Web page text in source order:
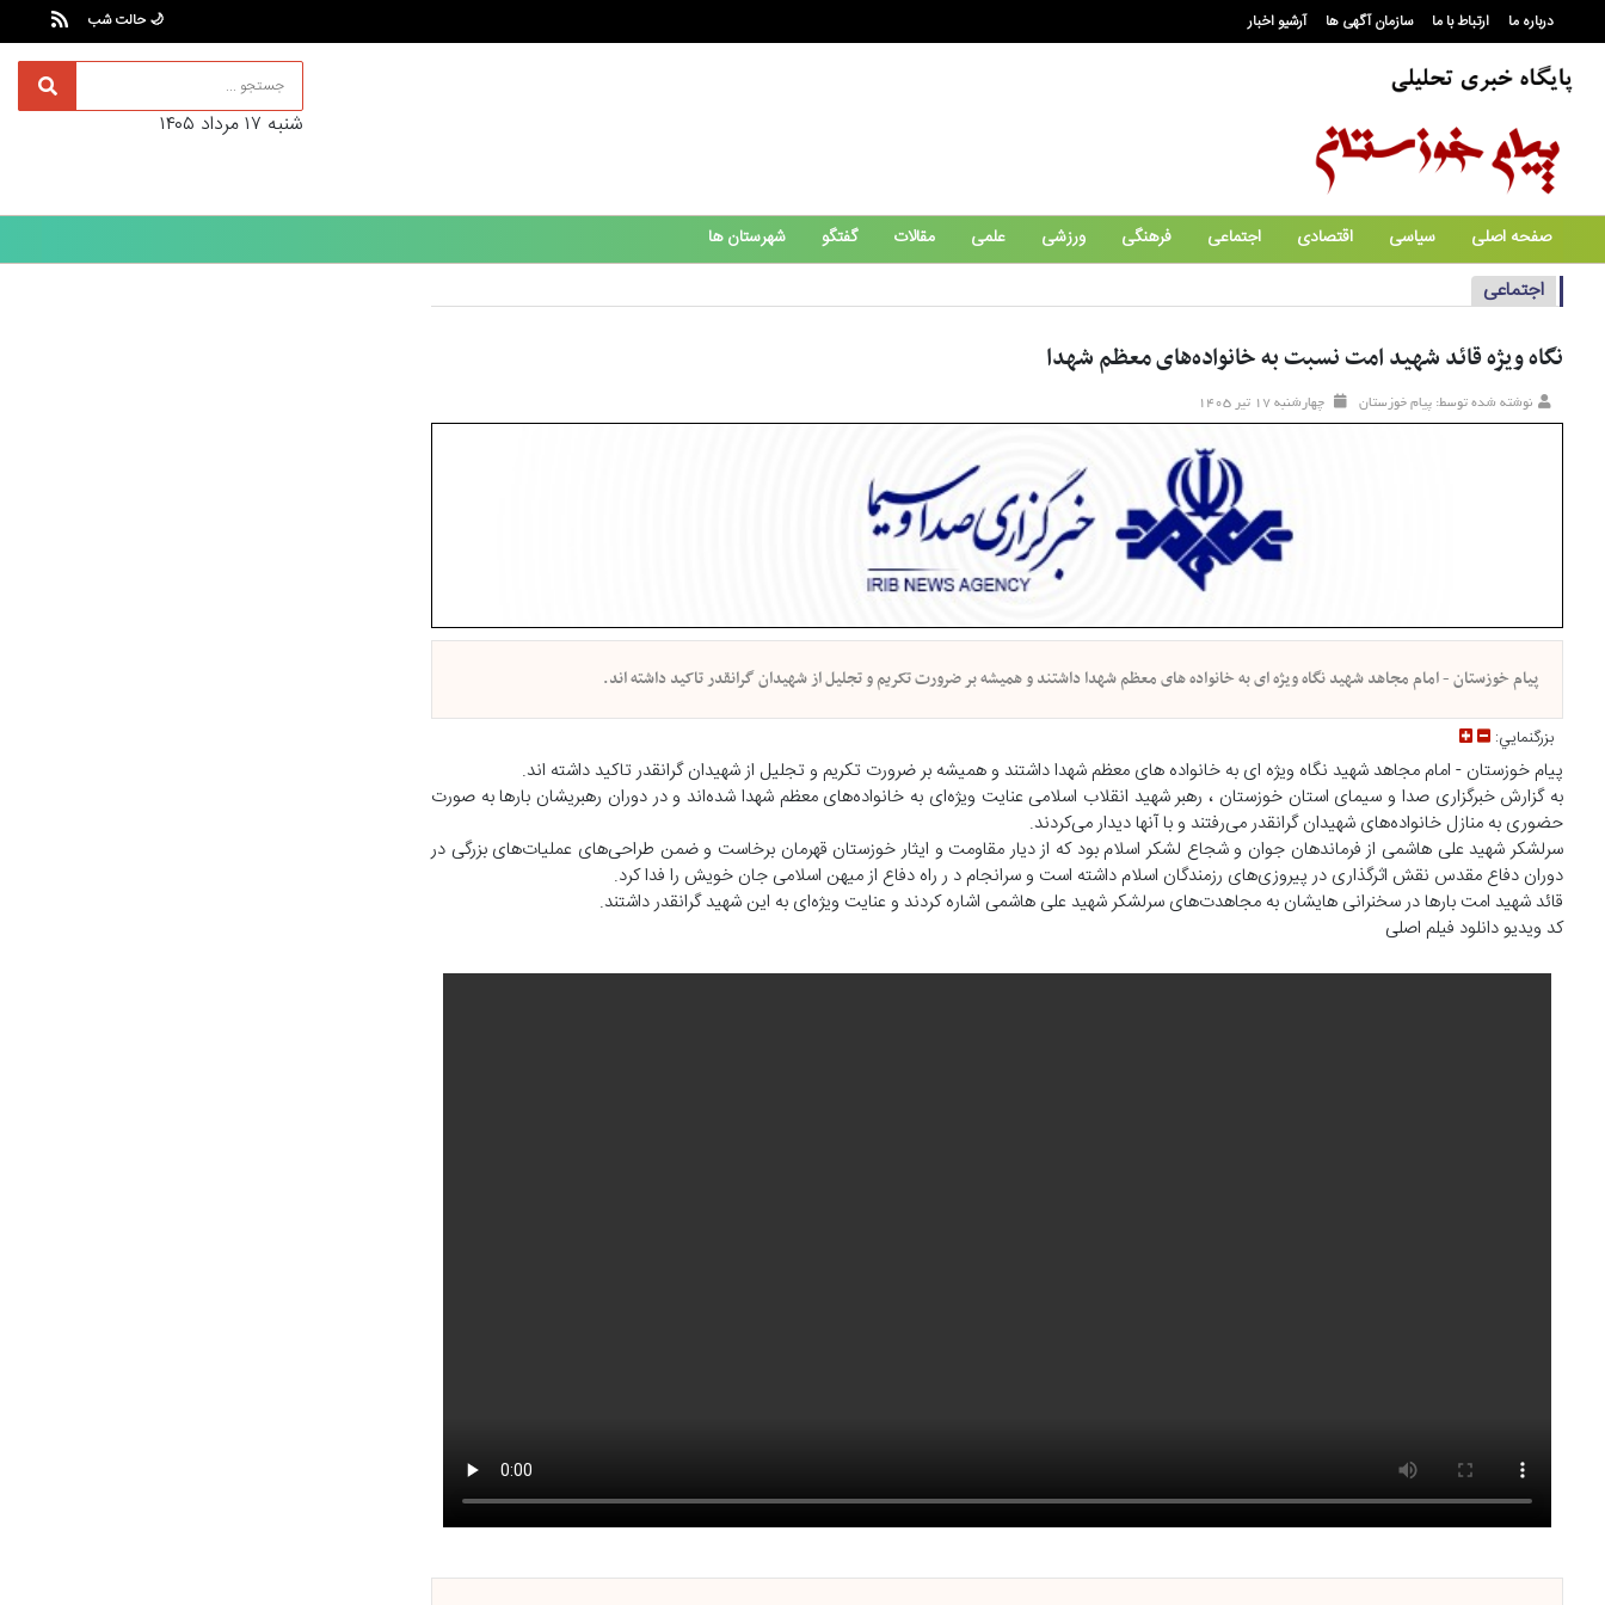
درباره ما ارتباط با ما سازمان آگهی ها آرشیو اخبار 🌙 حالت شب
شنبه ۱۷ مرداد ۱۴۰۵
صفحه اصلی سیاسی اقتصادی اجتماعی فرهنگی ورزشی علمی مقالات گفتگو شهرستان ها
اجتماعی
نگاه ویژه قائد شهید امت نسبت به خانواده‌های معظم شهدا
نوشته شده توسط: پیام خوزستان چهارشنبه ۱۷ تير ۱۴۰۵
پیام خوزستان - امام مجاهد شهید نگاه ویژه ای به خانواده های معظم شهدا داشتند و همیشه بر ضرورت تکریم و تجلیل از شهیدان گرانقدر تاکید داشته اند.
بزرگنمايي:
پیام خوزستان - امام مجاهد شهید نگاه ویژه ای به خانواده های معظم شهدا داشتند و همیشه بر ضرورت تکریم و تجلیل از شهیدان گرانقدر تاکید داشته اند.
به گزارش خبرگزاری صدا و سیمای استان خوزستان ، رهبر شهید انقلاب اسلامی عنایت ویژه‌ای به خانواده‌های معظم شهدا شده‌اند و در دوران رهبریشان بار‌ها به صورت
حضوری به منازل خانواده‌های شهیدان گرانقدر می‌رفتند و با آنها دیدار می‌کردند.
سرلشکر شهید علی هاشمی از فرماندهان جوان و شجاع لشکر اسلام بود که از دیار مقاومت و ایثار خوزستان قهرمان برخاست و ضمن طراحی‌های عملیات‌های بزرگی در
دوران دفاع مقدس نقش اثرگذاری در پیروزی‌های رزمندگان اسلام داشته است و سرانجام د ر راه دفاع از میهن اسلامی جان خویش را فدا کرد.
قائد شهید امت بار‌ها در سخنرانی هایشان به مجاهدت‌های سرلشکر شهید علی هاشمی اشاره کردند و عنایت ویژه‌ای به این شهید گرانقدر داشتند.
کد ویدیو دانلود فیلم اصلی